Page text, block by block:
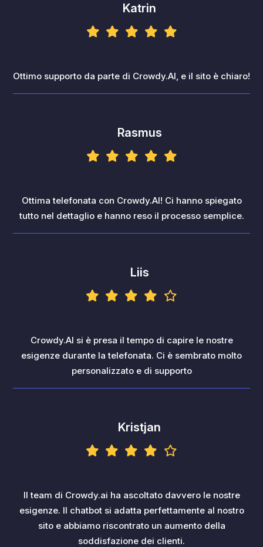
Katrin
Ottimo supporto da parte di Crowdy.AI, e il sito è chiaro!
Rasmus
Ottima telefonata con Crowdy.AI! Ci hanno spiegato
tutto nel dettaglio e hanno reso il processo semplice.
Liis
Crowdy.AI si è presa il tempo di capire le nostre
esigenze durante la telefonata. Ci è sembrato molto
personalizzato e di supporto
Kristjan
Il team di Crowdy.ai ha ascoltato davvero le nostre
esigenze. Il chatbot si adatta perfettamente al nostro
sito e abbiamo riscontrato un aumento della
soddisfazione dei clienti.